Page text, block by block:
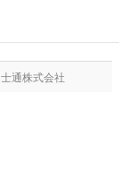
通株式会社